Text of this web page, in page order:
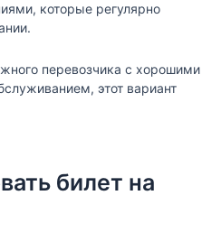
которые регулярно
перевозчика с хорошими
этот вариант
билет на